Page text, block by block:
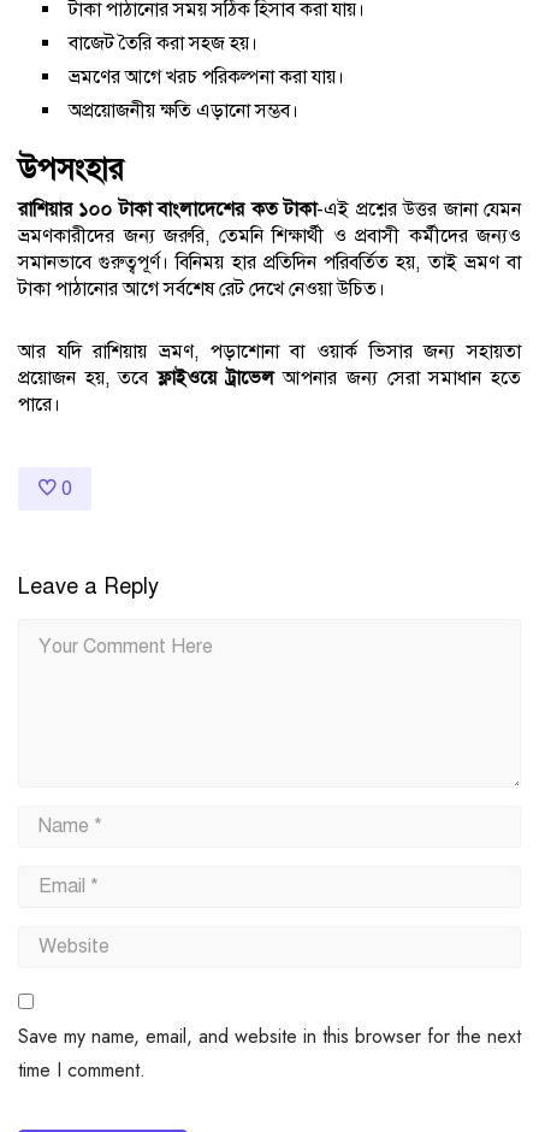
টাকা পাঠানোর সময় সঠিক হিসাব করা যায়।
বাজেট তৈরি করা সহজ হয়।
ভ্রমণের আগে খরচ পরিকল্পনা করা যায়।
অপ্রয়োজনীয় ক্ষতি এড়ানো সম্ভব।
উপসংহার
রাশিয়ার ১০০ টাকা বাংলাদেশের কত টাকা-এই প্রশ্নের উত্তর জানা যেমন
ভ্রমণকারীদের জন্য জরুরি, তেমনি শিক্ষার্থী ও প্রবাসী কর্মীদের জন্যও
সমানভাবে গুরুত্বপূর্ণ। বিনিময় হার প্রতিদিন পরিবর্তিত হয়, তাই ভ্রমণ বা
টাকা পাঠানোর আগে সর্বশেষ রেট দেখে নেওয়া উচিত।
আর যদি রাশিয়ায় ভ্রমণ, পড়াশোনা বা ওয়ার্ক ভিসার জন্য সহায়তা
প্রয়োজন হয়, তবেফ্লাইওয়ে ট্রাভেলআপনার জন্য সেরা সমাধান হতে
পারে।
0
Leave a Reply
Save my name, email, and website in this browser for the next
time I comment.